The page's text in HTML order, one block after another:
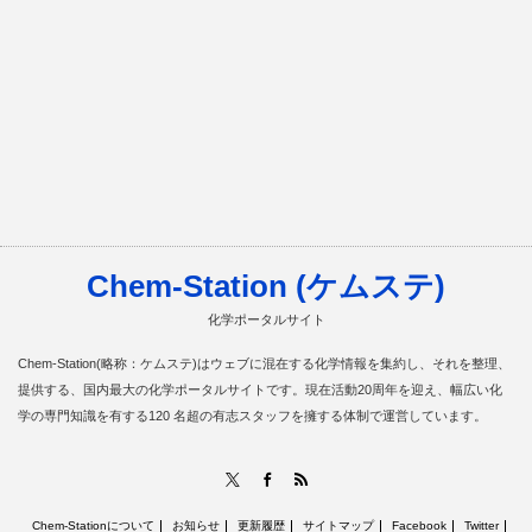
Chem-Station (ケムステ)
化学ポータルサイト
Chem-Station(略称：ケムステ)はウェブに混在する化学情報を集約し、それを整理、
提供する、国内最大の化学ポータルサイトです。現在活動20周年を迎え、幅広い化
学の専門知識を有する120 名超の有志スタッフを擁する体制で運営しています。
Facebook
Chem-Stationについて お知らせ 更新履歴 サイトマップ Facebook Twitter